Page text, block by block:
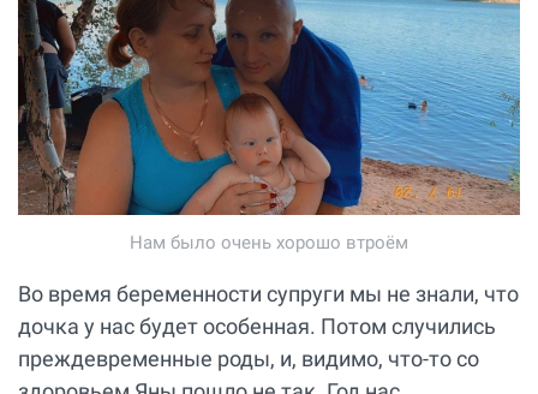
Нам было очень хорошо втроём
Во время беременности супруги мы не знали, что
дочка у нас будет особенная. Потом случились
преждевременные роды, и, видимо, что-то со